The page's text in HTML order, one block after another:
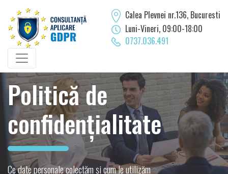
Calea Plevnei nr.136, Bucuresti
Luni-Vineri, 09:00-18:00
0737.036.491
Politică de
confidențialitate
Ce date personale colectăm și cum le utilizăm